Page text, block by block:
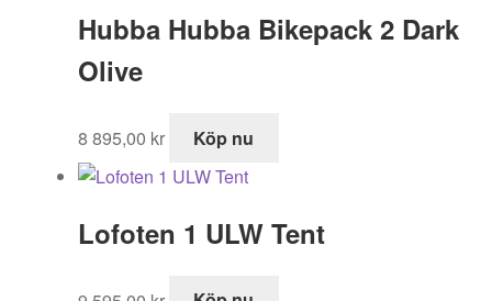
1
899,00 kr.
Hubba Hubba Bikepack 2 Dark
Olive
8 895,00 kr Köp nu
Lofoten 1 ULW Tent